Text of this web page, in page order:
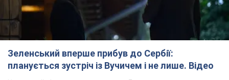
"Верніть Федорова": у містах України 23-й день
поспіль тривають масові мітинги з
картонками. Фото і відео
Учасники акцій продовжують серію щоденних протестів